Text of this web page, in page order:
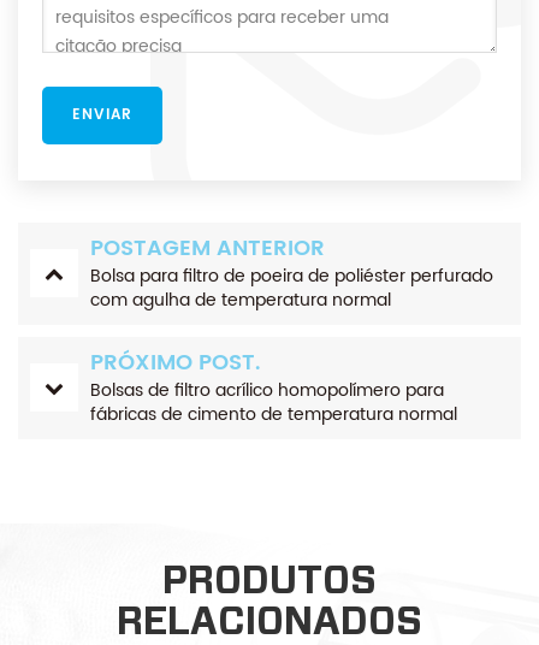
POSTAGEM ANTERIOR
Bolsa para filtro de poeira de poliéster perfurado
com agulha de temperatura normal
PRÓXIMO POST.
Bolsas de filtro acrílico homopolímero para
fábricas de cimento de temperatura normal
PRODUTOS
RELACIONADOS